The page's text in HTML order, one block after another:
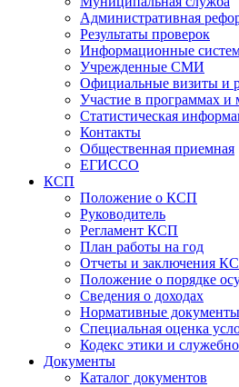
Административная
Результаты проверок
Информационные
Учрежденные СМИ
Официальные визиты и
Участие в программах и
Статистическая
Контакты
Общественная приемная
ЕГИССО
КСП
Положение о КСП
Руководитель
Регламент КСП
План работы на год
Отчеты и заключения
Положение о порядке
Сведения о доходах
Нормативные документы
Специальная оценка
Кодекс этики и
Документы
Каталог документов